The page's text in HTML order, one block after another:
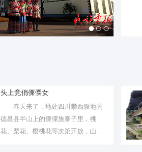
头上竞俏傈僳女
春天来了，地处四川攀西腹地的
德昌县半山上的傈僳族寨子里，桃
花、梨花、樱桃花等次第开放，山寨